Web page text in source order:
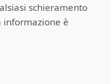
schieramento
informazione è